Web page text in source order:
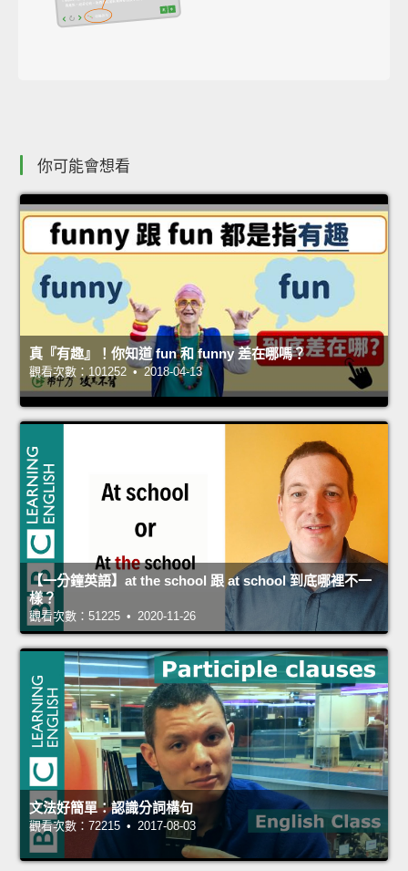
你可能會想看
真『有趣』！你知道 fun 和 funny 差在哪嗎？
觀看次數：101252 • 2018-04-13
【一分鐘英語】at the school 跟 at school 到底哪裡不一
樣？
觀看次數：51225 • 2020-11-26
文法好簡單：認識分詞構句
觀看次數：72215 • 2017-08-03